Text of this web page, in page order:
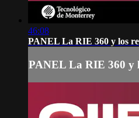
46:08
PANEL La RIE 360 y los
PANEL La RIE 360 y